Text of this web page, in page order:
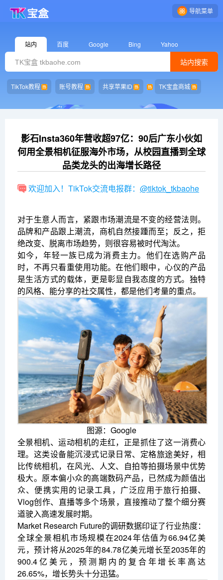
导航菜单
站内 百度 Google Bing Yahoo
站内搜索
TikTok教程 账号教程 共享苹果ID TK宝盒商城
影石Insta360年营收超97亿：90后广东小伙如
何用全景相机征服海外市场，从校园直播到全球
品类龙头的出海增长路径
欢迎加入！TikTok交流电报群： @tiktok_tkbaohe
对于生意人而言，紧跟市场潮流是不变的经营法则。
品牌和产品跟上潮流，商机自然接踵而至；反之，拒
绝改变、脱离市场趋势，则很容易被时代淘汰。
如今，年轻一族已成为消费主力。他们在选购产品
时，不再只看重使用功能。在他们眼中，心仪的产品
是生活方式的载体，更是彰显自我态度的方式。独特
的风格、能分享的社交属性，都是他们考量的重点。
图源：Google
全景相机、运动相机的走红，正是抓住了这一消费心
理。这类设备能沉浸式记录日常、定格旅途美好，相
比传统相机，在风光、人文、自拍等拍摄场景中优势
极大。原本偏小众的高端数码产品，已然成为颜值出
众、便携实用的记录工具，广泛应用于旅行拍摄、
Vlog创作、直播等多个场景，直接推动了整个细分赛
道驶入高速发展时期。
Market Research Future的调研数据印证了行业热度：
全球全景相机市场规模在2024年估值为66.94亿美
元，预计将从2025年的84.78亿美元增长至2035年的
900.4亿美元，预测期内的复合年增长率高达
26.65%，增长势头十分迅猛。